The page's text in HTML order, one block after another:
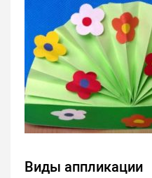
Виды аппликации